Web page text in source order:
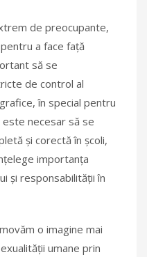
de preocupante,
a face față
să se
de control al
în special pentru
necesar să se
și corectă în școli,
importanța
și responsabilității în
o imagine mai
umane prin